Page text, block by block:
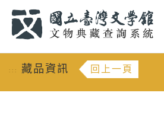
::: 藏品資訊 回上一頁